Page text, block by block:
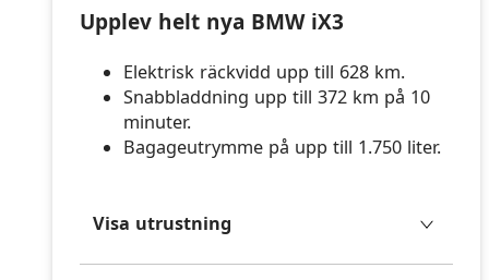
Upplev helt nya BMW iX3
Elektrisk räckvidd upp till 628 km.
Snabbladdning upp till 372 km på 10
minuter.
Bagageutrymme på upp till 1.750 liter.
Visa utrustning